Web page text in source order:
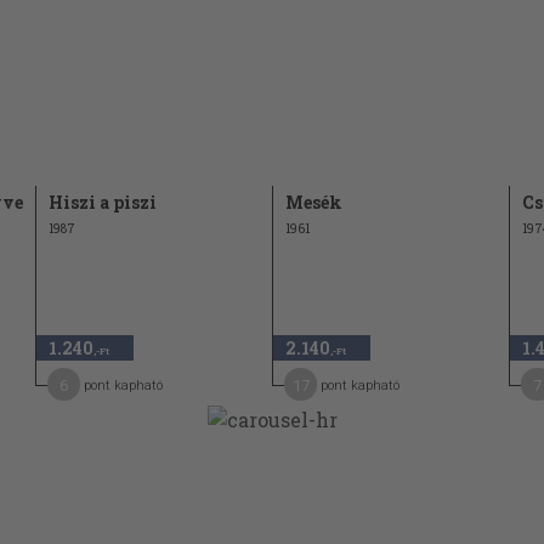
Hiszi a piszi
1987
1.240 ,-Ft
pont kapható
Mesék
1961
2.140 ,-Ft
pont kapható